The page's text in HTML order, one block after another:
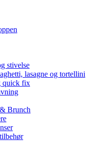
stivelse
lasagne og tortellini
quick fix
Brunch